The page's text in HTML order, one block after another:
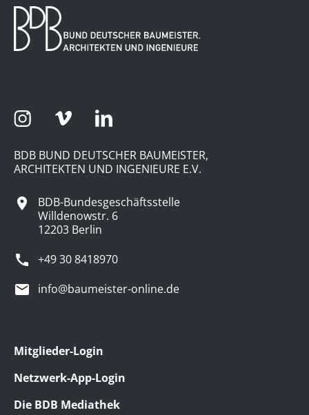
BDB BUND DEUTSCHER BAUMEISTER,
ARCHITEKTEN UND INGENIEURE E.V.
BDB-Bundesgeschäftsstelle
Willdenowstr. 6
12203 Berlin
+49 30 8418970
info@baumeister-online.de
Mitglieder-Login
Netzwerk-App-Login
Die BDB Mediathek